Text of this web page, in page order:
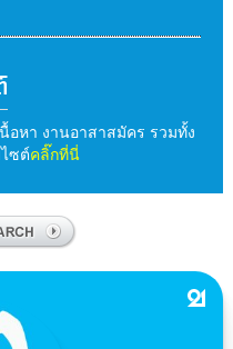
อหา งานอาสาสมัคร รวมทั้ง
ซต์คลิ๊กที่นี่